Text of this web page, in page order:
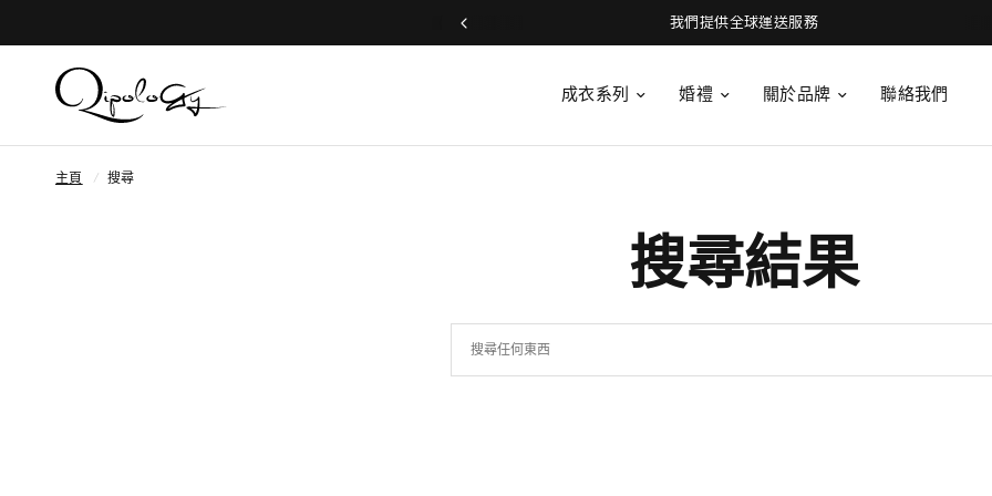
我們提供全球運送服務
成衣系列 婚禮 關於品牌 聯絡我們
主頁 / 搜尋
搜尋結果